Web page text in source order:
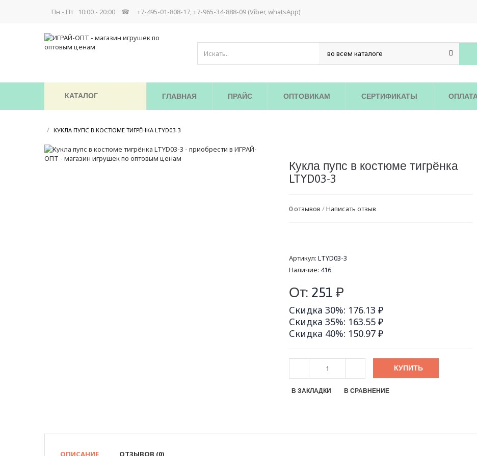
Пн - Пт 10:00 - 20:00 ☎ +7-495-01-808-17, +7-965-34-888-09 (Viber, whatsApp)
КАТАЛОГ ГЛАВНАЯ ПРАЙС ОПТОВИКАМ СЕРТИФИКАТЫ
/ КУКЛА ПУПС В КОСТЮМЕ ТИГРЁНКА LTYD03-3
Кукла пупс в костюме тигрёнка
LTYD03-3
0 отзывов /Написать отзыв
Артикул: LTYD03-3
Наличие: 416
От: 251 ₽
Скидка 30%: 176.13 ₽
Скидка 35%: 163.55 ₽
Скидка 40%: 150.97 ₽
КУПИТЬ
В ЗАКЛАДКИ В СРАВНЕНИЕ
ОПИСАНИЕ ОТЗЫВОВ (0)